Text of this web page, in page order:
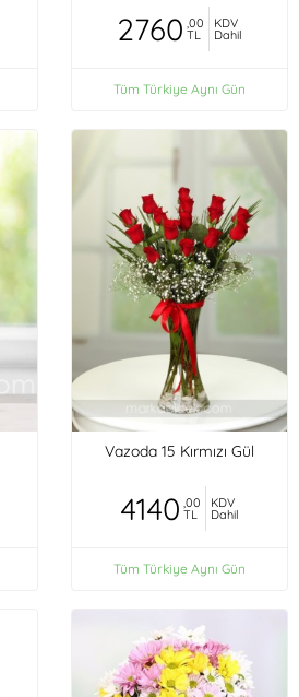
2760 ,00
TL
KDV
Dahil
Tüm Türkiye Aynı Gün
Vazoda 15 Kırmızı Gül
4140 ,00
TL
KDV
Dahil
Tüm Türkiye Aynı Gün